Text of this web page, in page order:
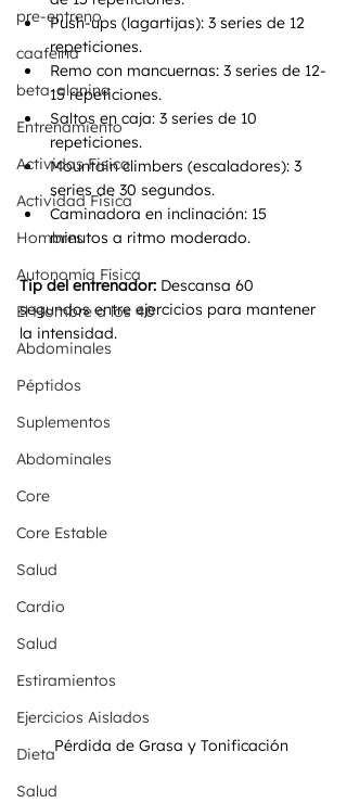
pre-entreno
caafeína
beta-alanina
Entrenamiento
Actividas Fisica
Actividad Fisica
Hombres
Autonomía Física
El Hombre a los 40
Abdominales
Péptidos
Suplementos
Abdominales
Core
Core Estable
Salud
Cardio
Salud
Estiramientos
Ejercicios Aislados
Dieta
Salud
Push-ups (lagartijas): 3 series de 12
repeticiones.
Remo con mancuernas: 3 series de 12-
15 repeticiones.
Saltos en caja: 3 series de 10
repeticiones.
Mountain climbers (escaladores): 3
series de 30 segundos.
Caminadora en inclinación: 15
minutos a ritmo moderado.
Tip del entrenador: Descansa 60
segundos entre ejercicios para mantener
la intensidad.
Pérdida de Grasa y Tonificación